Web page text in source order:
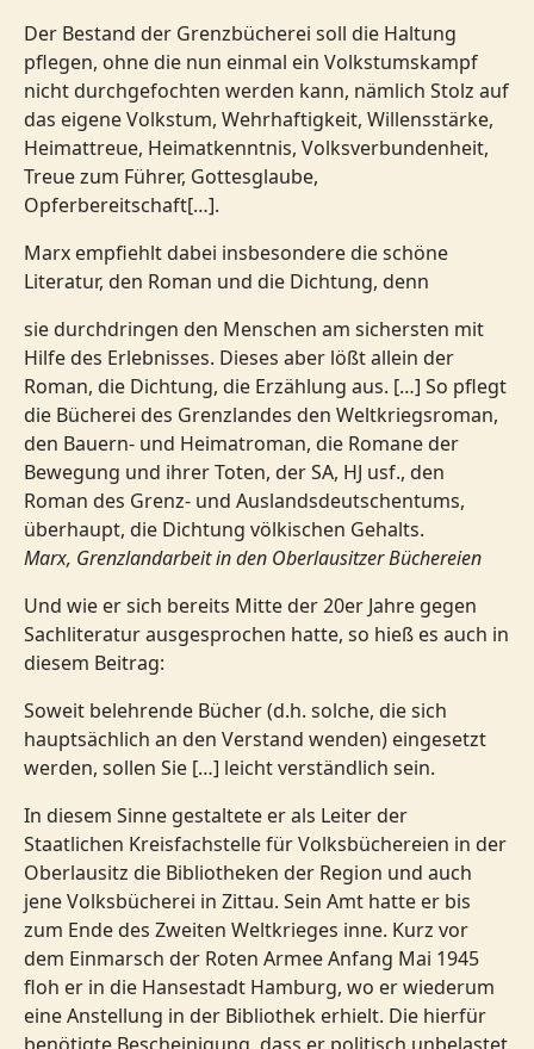
Der Bestand der Grenzbücherei soll die Haltung
pflegen, ohne die nun einmal ein Volkstumskampf
nicht durchgefochten werden kann, nämlich Stolz auf
das eigene Volkstum, Wehrhaftigkeit, Willensstärke,
Heimattreue, Heimatkenntnis, Volksverbundenheit,
Treue zum Führer, Gottesglaube,
Opferbereitschaft[…].
Marx empfiehlt dabei insbesondere die schöne
Literatur, den Roman und die Dichtung, denn
sie durchdringen den Menschen am sichersten mit
Hilfe des Erlebnisses. Dieses aber lößt allein der
Roman, die Dichtung, die Erzählung aus. […] So pflegt
die Bücherei des Grenzlandes den Weltkriegsroman,
den Bauern- und Heimatroman, die Romane der
Bewegung und ihrer Toten, der SA, HJ usf., den
Roman des Grenz- und Auslandsdeutschentums,
überhaupt, die Dichtung völkischen Gehalts.
Marx, Grenzlandarbeit in den Oberlausitzer Büchereien
Und wie er sich bereits Mitte der 20er Jahre gegen
Sachliteratur ausgesprochen hatte, so hieß es auch in
diesem Beitrag:
Soweit belehrende Bücher (d.h. solche, die sich
hauptsächlich an den Verstand wenden) eingesetzt
werden, sollen Sie […] leicht verständlich sein.
In diesem Sinne gestaltete er als Leiter der
Staatlichen Kreisfachstelle für Volksbüchereien in der
Oberlausitz die Bibliotheken der Region und auch
jene Volksbücherei in Zittau. Sein Amt hatte er bis
zum Ende des Zweiten Weltkrieges inne. Kurz vor
dem Einmarsch der Roten Armee Anfang Mai 1945
floh er in die Hansestadt Hamburg, wo er wiederum
eine Anstellung in der Bibliothek erhielt. Die hierfür
benötigte Bescheinigung, dass er politisch unbelastet